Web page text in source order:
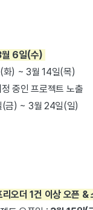
월 6일(수)
화) ~ 3월 14일(목)
중인 프로젝트 노출
금) ~ 3월 24일(일)
리오더 1건 이상 오픈 &